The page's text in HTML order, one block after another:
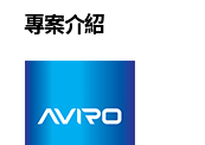
專案介紹